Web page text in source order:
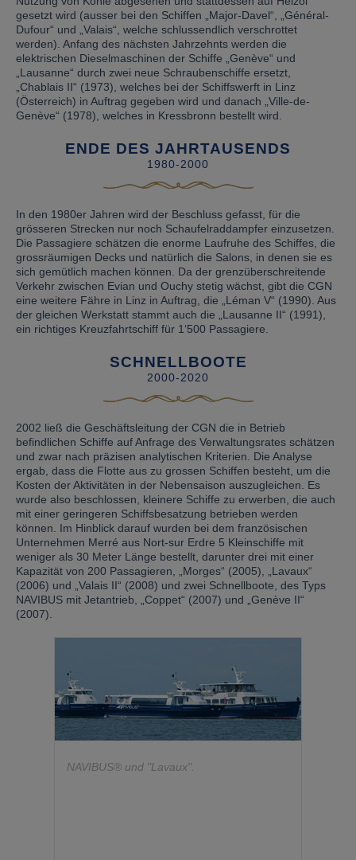
gesetzt wird (ausser bei den Schiffen „Major-Davel“, „Général-
Dufour“ und „Valais“, welche schlussendlich verschrottet
werden). Anfang des nächsten Jahrzehnts werden die
elektrischen Dieselmaschinen der Schiffe „Genève“ und
„Lausanne“ durch zwei neue Schraubenschiffe ersetzt,
„Chablais II“ (1973), welches bei der Schiffswerft in Linz
(Österreich) in Auftrag gegeben wird und danach „Ville-de-
Genève“ (1978), welches in Kressbronn bestellt wird.
ENDE DES JAHRTAUSENDS
1980-2000
In den 1980er Jahren wird der Beschluss gefasst, für die
grösseren Strecken nur noch Schaufelraddampfer einzusetzen.
Die Passagiere schätzen die enorme Laufruhe des Schiffes, die
grossräumigen Decks und natürlich die Salons, in denen sie es
sich gemütlich machen können. Da der grenzüberschreitende
Verkehr zwischen Evian und Ouchy stetig wächst, gibt die CGN
eine weitere Fähre in Linz in Auftrag, die „Léman V“ (1990). Aus
der gleichen Werkstatt stammt auch die „Lausanne II“ (1991),
ein richtiges Kreuzfahrtschiff für 1‘500 Passagiere.
SCHNELLBOOTE
2000-2020
2002 ließ die Geschäftsleitung der CGN die in Betrieb
befindlichen Schiffe auf Anfrage des Verwaltungsrates schätzen
und zwar nach präzisen analytischen Kriterien. Die Analyse
ergab, dass die Flotte aus zu grossen Schiffen besteht, um die
Kosten der Aktivitäten in der Nebensaison auszugleichen. Es
wurde also beschlossen, kleinere Schiffe zu erwerben, die auch
mit einer geringeren Schiffsbesatzung betrieben werden
können. Im Hinblick darauf wurden bei dem französischen
Unternehmen Merré aus Nort-sur Erdre 5 Kleinschiffe mit
weniger als 30 Meter Länge bestellt, darunter drei mit einer
Kapazität von 200 Passagieren, „Morges“ (2005), „Lavaux“
(2006) und „Valais II“ (2008) und zwei Schnellboote, des Typs
NAVIBUS mit Jetantrieb, „Coppet“ (2007) und „Genève II“
(2007).
NAVIBUS® und "Lavaux".